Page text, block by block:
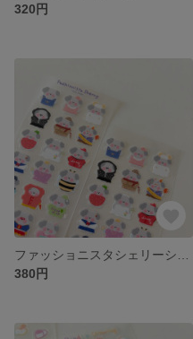
320円
380円